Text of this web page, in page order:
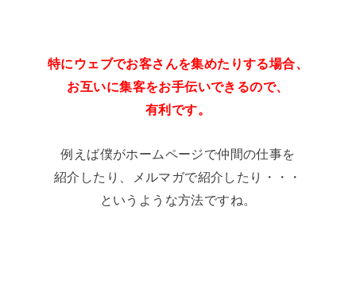
特にウェブでお客さんを集めたりする場合、
お互いに集客をお手伝いできるので、
有利です。
例えば僕がホームページで仲間の仕事を
紹介したり、メルマガで紹介したり・・・
というような方法ですね。